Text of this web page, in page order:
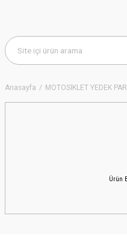
Anasayfa MOTOSİKLET YEDEK
Ürün